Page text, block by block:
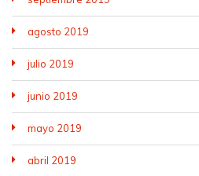
agosto 2019
julio 2019
junio 2019
mayo 2019
abril 2019